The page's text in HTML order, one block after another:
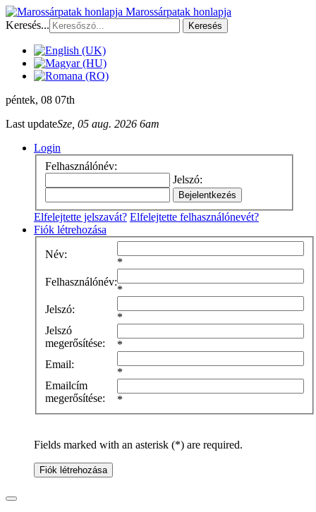
Marossárpatak honlapja
Keresés...
Keresés
péntek, 08 07th
Last updateSze, 05 aug. 2026 6am
Login
Felhasználónév:
Jelszó:
Elfelejtette jelszavát? Elfelejtette felhasználónevét?
Fiók létrehozása
Név:
*
Felhasználónév:
*
Jelszó:
*
Jelszó
megerősítése:
*
Email:
*
Emailcím
megerősítése:
*
Fields marked with an asterisk (*) are required.
Fiók létrehozása